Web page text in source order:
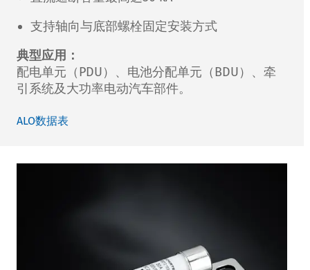
支持轴向与底部螺栓固定安装方式
典型应用：
配电单元（PDU）、电池分配单元（BDU）、牵
引系统及大功率电动汽车部件。
ALO数据表